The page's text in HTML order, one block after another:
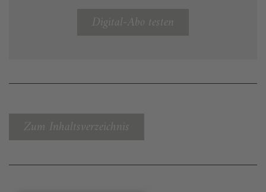
Digital-Abo testen
Zum Inhaltsverzeichnis